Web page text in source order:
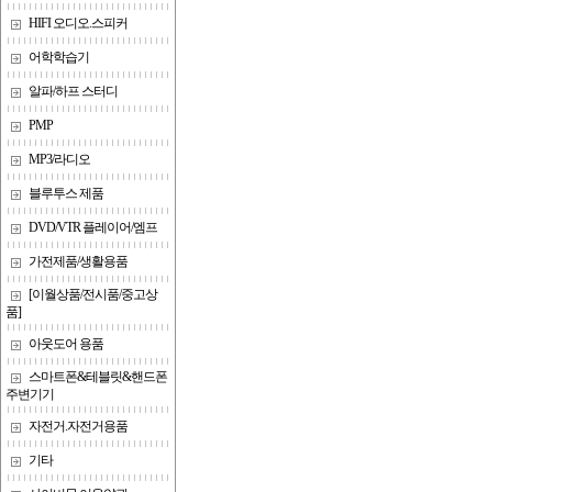
HIFI 오디오.스피커
어학학습기
알파/하프 스터디
PMP
MP3/라디오
블루투스 제품
DVD/VTR 플레이어/엠프
가전제품/생활용품
[이월상품/전시품/중고상
품]
아웃도어 용품
스마트폰&테블릿&핸드폰
주변기기
자전거.자전거용품
기타